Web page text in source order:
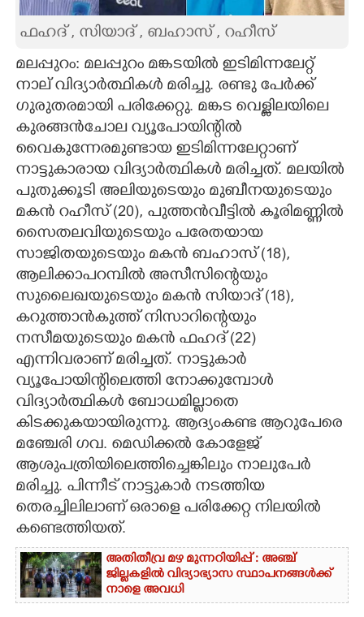
ASTRO
CARTOONS
LITERATURE
ZOOM
CONTACT US
ഫഹദ് , സിയാദ് , ബഹാസ് , റഹീസ്
മലപ്പുറം: മലപ്പുറം മങ്കടയിൽ ഇടിമിന്നലേറ്റ്
നാല് വിദ്യാർത്ഥികൾ മരിച്ചു. രണ്ടു പേർക്ക്
ഗുരുതരമായി പരിക്കേറ്റു. മങ്കട വെള്ളിലയിലെ
കുരങ്ങൻചോല വ്യൂപോയിന്റിൽ
വൈകുന്നേരമുണ്ടായ ഇടിമിന്നലേറ്റാണ്
നാട്ടുകാരായ വിദ്യാർത്ഥികൾ മരിച്ചത്. മലയിൽ
പുതുക്കൂടി അലിയുടെയും മുബീനയുടെയും
മകൻ റഹീസ് (20), പുത്തൻവീട്ടിൽ കൂരിമണ്ണിൽ
സൈതലവിയുടെയും പരേതയായ
സാജിതയുടെയും മകൻ ബഹാസ് (18),
ആലിക്കാപറമ്പിൽ അസീസിന്റെയും
സുലൈഖയുടെയും മകൻ സിയാദ് (18),
കറുത്താൻകുത്ത് നിസാറിന്റെയും
നസീമയുടെയും മകൻ ഫഹദ് (22)
എന്നിവരാണ് മരിച്ചത്. നാട്ടുകാർ
വ്യൂപോയിന്റിലെത്തി നോക്കുമ്പോൾ
വിദ്യാർത്ഥികൾ ബോധമില്ലാതെ
കിടക്കുകയായിരുന്നു. ആദ്യംകണ്ട ആറുപേരെ
മഞ്ചേരി ഗവ. മെഡിക്കൽ കോളേജ്
ആശുപത്രിയിലെത്തിച്ചെങ്കിലും നാലുപേർ
മരിച്ചു. പിന്നീട് നാട്ടുകാർ നടത്തിയ
തെരച്ചിലിലാണ് ഒരാളെ പരിക്കേറ്റ നിലയിൽ
കണ്ടെത്തിയത്.
അതിതീവ്ര മഴ മുന്നറിയിപ്പ് : അഞ്ച്
ജില്ലകളിൽ വിദ്യാഭ്യാസ സ്ഥാപനങ്ങൾക്ക്
നാളെ അവധി